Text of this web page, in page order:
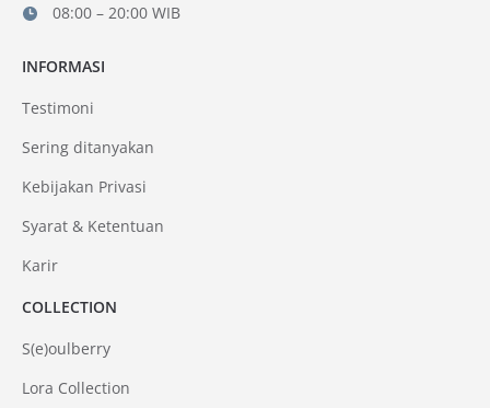
08:00 – 20:00 WIB
INFORMASI
Testimoni
Sering ditanyakan
Kebijakan Privasi
Syarat & Ketentuan
Karir
COLLECTION
S(e)oulberry
Lora Collection